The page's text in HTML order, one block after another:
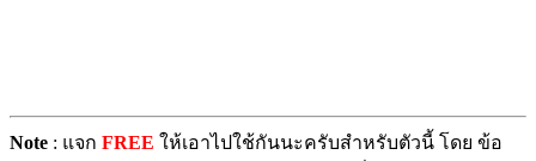
Note : แจก FREE ให้เอาไปใช้กันนะครับสำหรับตัวนี้ โดย ข้อ